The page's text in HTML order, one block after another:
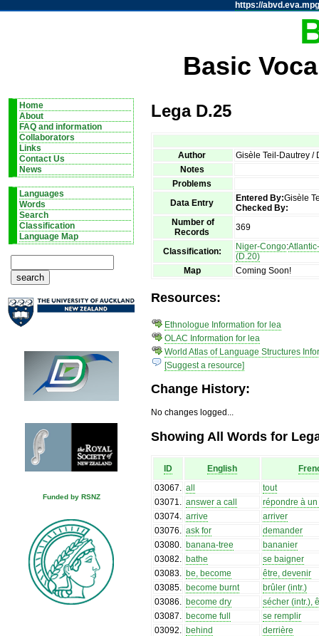
https://
Basic
Home
About
FAQ and information
Collaborators
Links
Contact Us
News
Languages
Words
Search
Classification
Language Map
Funded by RSNZ
Lega D.25
Author
Gisèle Teil-Dautrey /
Notes
Problems
Data Entry
Entered By:Gisèle
Checked By:
Number of
Records
369
Classification: Niger-Congo:
(D.20)
Map
Coming Soon!
Resources:
Ethnologue Information for lea
OLAC Information for lea
World Atlas of Language Structures
[Suggest a resource]
Change History:
No changes logged...
Showing All Words for
ID English
03067
all
tout
03071
answer a call
répondre à
03074
arrive
arriver
03076
ask for
demander
03080
banana-tree
bananier
03082
bathe
se baigner
03083
be, become
être, devenir
03085
become burnt
brûler (intr.)
03086
become dry
sécher (intr.),
03087
become full
se remplir
03092
behind
derrière